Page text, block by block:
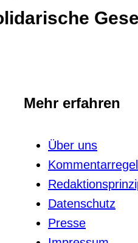
Mehr erfahren
Über uns
Daten­schutz
Presse